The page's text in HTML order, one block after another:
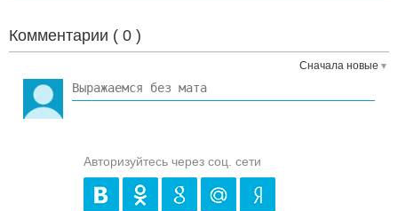
Комментарии ( 0 )
Сначала новые
Авторизуйтесь через соц. сети